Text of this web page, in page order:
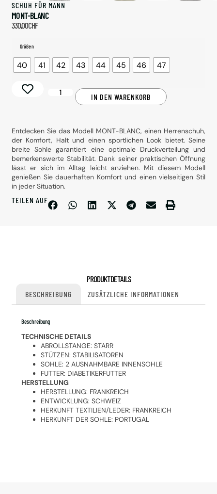
SCHUH FÜR MANN
MONT-BLANC
330,00CHF
Größen
40 41 42 43 44 45 46 47
IN DEN WARENKORB
Entdecken Sie das Modell MONT-BLANC, einen Herrenschuh,
der Komfort, Halt und einen sportlichen Look bietet. Seine
breite Sohle garantiert eine optimale Druckverteilung und
bemerkenswerte Stabilität. Dank seiner praktischen Öffnung
lässt er sich im Alltag leicht anziehen. Mit diesem Modell
genießen Sie dauerhaften Komfort und einen vielseitigen Stil
in jeder Situation.
TEILEN AUF
PRODUKTDETAILS
BESCHREIBUNG ZUSÄTZLICHE INFORMATIONEN
Beschreibung
TECHNISCHE DETAILS
ABROLLSTANGE: STARR
STÜTZEN: STABILISATOREN
SOHLE: 2 AUSNAHMBARE INNENSOHLE
FUTTER: DIABETIKERFUTTER
HERSTELLUNG
HERSTELLUNG: FRANKREICH
ENTWICKLUNG: SCHWEIZ
HERKUNFT TEXTILIEN/LEDER: FRANKREICH
HERKUNFT DER SOHLE: PORTUGAL